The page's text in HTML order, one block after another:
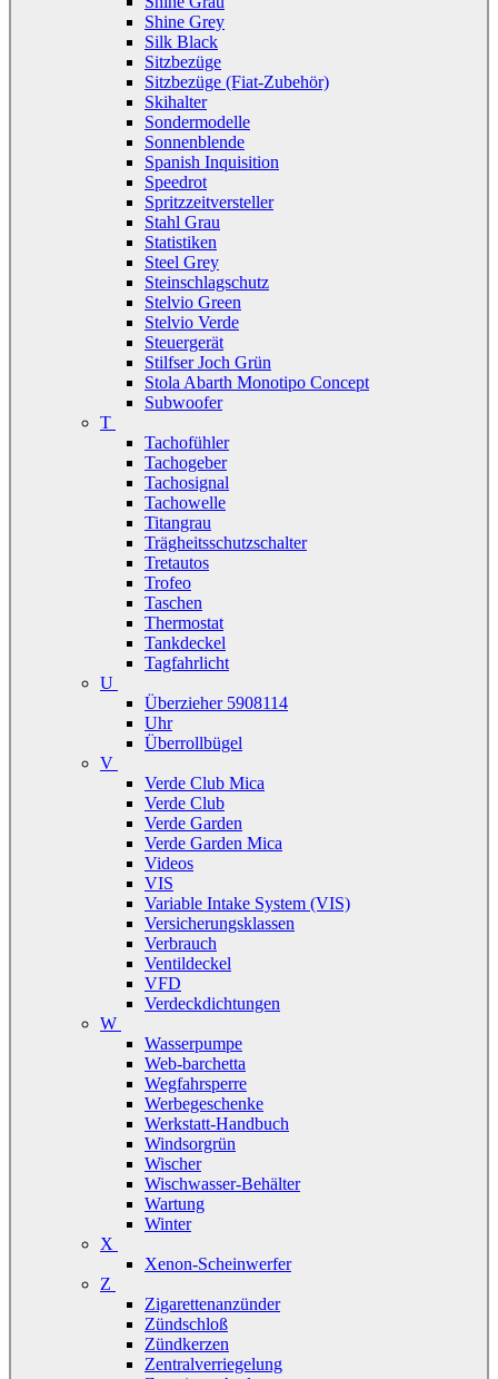
Shine Grey
Silk Black
Sitzbezüge
Sitzbezüge (Fiat-Zubehör)
Skihalter
Sondermodelle
Sonnenblende
Spanish Inquisition
Speedrot
Spritzzeitversteller
Stahl Grau
Statistiken
Steel Grey
Steinschlagschutz
Stelvio Green
Stelvio Verde
Steuergerät
Stilfser Joch Grün
Stola Abarth Monotipo Concept
Subwoofer
T
Tachofühler
Tachogeber
Tachosignal
Tachowelle
Titangrau
Trägheitsschutzschalter
Tretautos
Trofeo
Taschen
Thermostat
Tankdeckel
Tagfahrlicht
U
Überzieher 5908114
Uhr
Überrollbügel
V
Verde Club Mica
Verde Club
Verde Garden
Verde Garden Mica
Videos
VIS
Variable Intake System (VIS)
Versicherungsklassen
Verbrauch
Ventildeckel
VFD
Verdeckdichtungen
W
Wasserpumpe
Web-barchetta
Wegfahrsperre
Werbegeschenke
Werkstatt-Handbuch
Windsorgrün
Wischer
Wischwasser-Behälter
Wartung
Winter
X
Xenon-Scheinwerfer
Z
Zigarettenanzünder
Zündschloß
Zündkerzen
Zentralverriegelung